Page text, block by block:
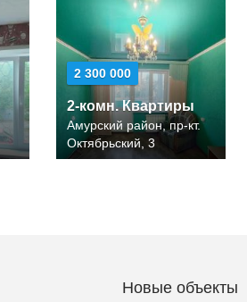
2 300 000
2-комн. Квартиры
Амурский район, пр-кт.
Октябрьский, 3
Новые объекты